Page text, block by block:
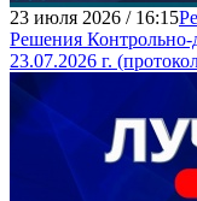
23 июля 2026 / 16:15
Решения
23.07.2026 г.